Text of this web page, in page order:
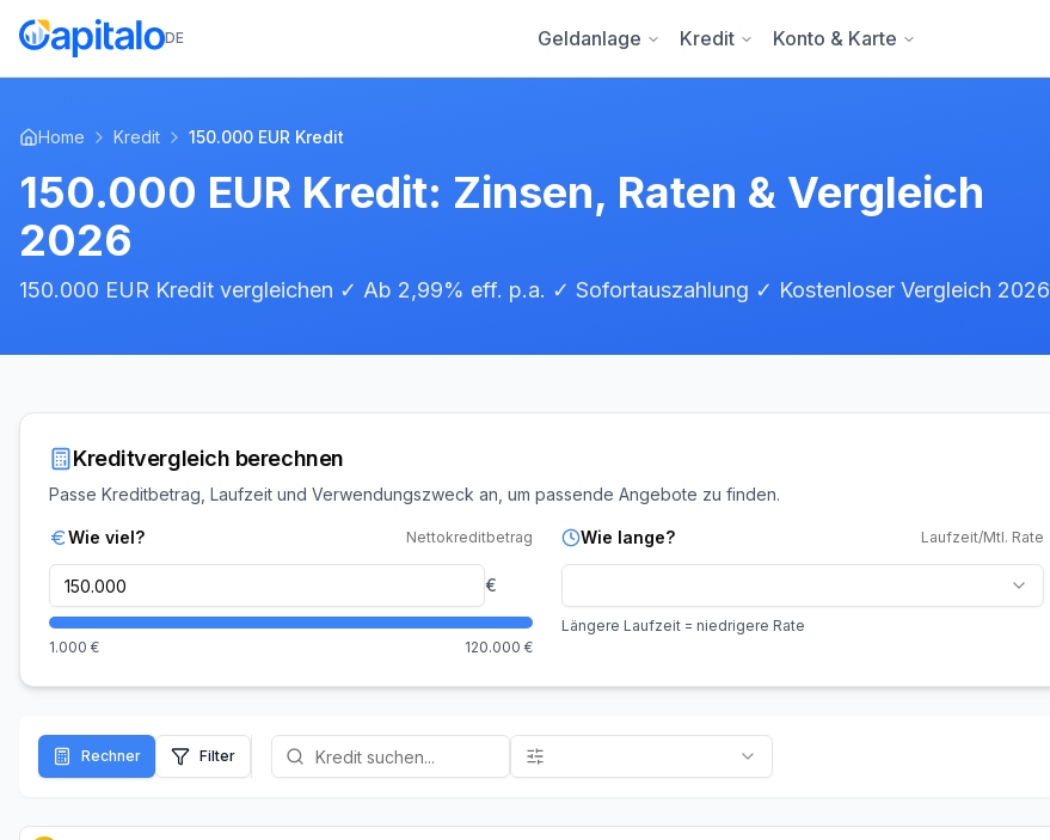
DE Geldanlage Kredit Konto & Karte
Home Kredit 150.000 EUR Kredit
150.000 EUR Kredit: Zinsen, Raten & Vergleich
2026
150.000 EUR Kredit vergleichen ✓ Ab 2,99% eff. p.a. ✓ Sofortauszahlung ✓ Kostenloser Vergleich 2026
Kreditvergleich berechnen
Passe Kreditbetrag, Laufzeit und Verwendungszweck an, um passende Angebote zu finden.
Wie viel? Nettokreditbetrag
€
1.000 € 120.000 €
Wie lange? Laufzeit/Mtl. Rate
Längere Laufzeit = niedrigere Rate
Rechner Filter